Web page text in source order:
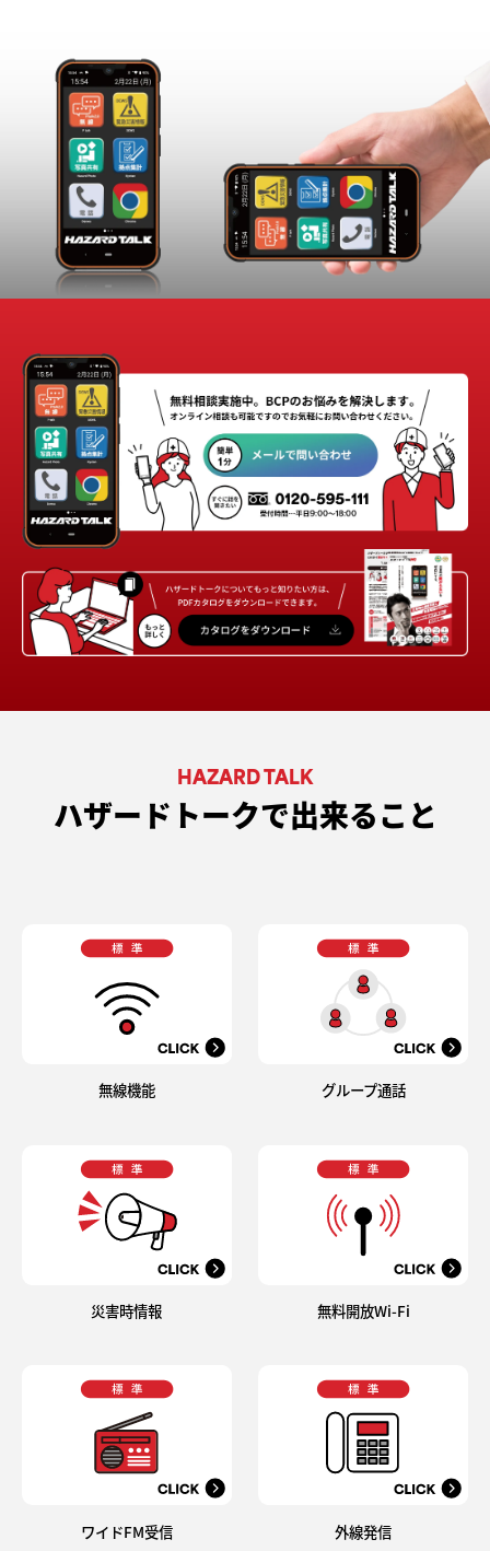
HAZARD TALK
ハザードトークで出来ること
無線機能 グループ通話
災害時情報 無料開放Wi-Fi
ワイドFM受信 外線発信